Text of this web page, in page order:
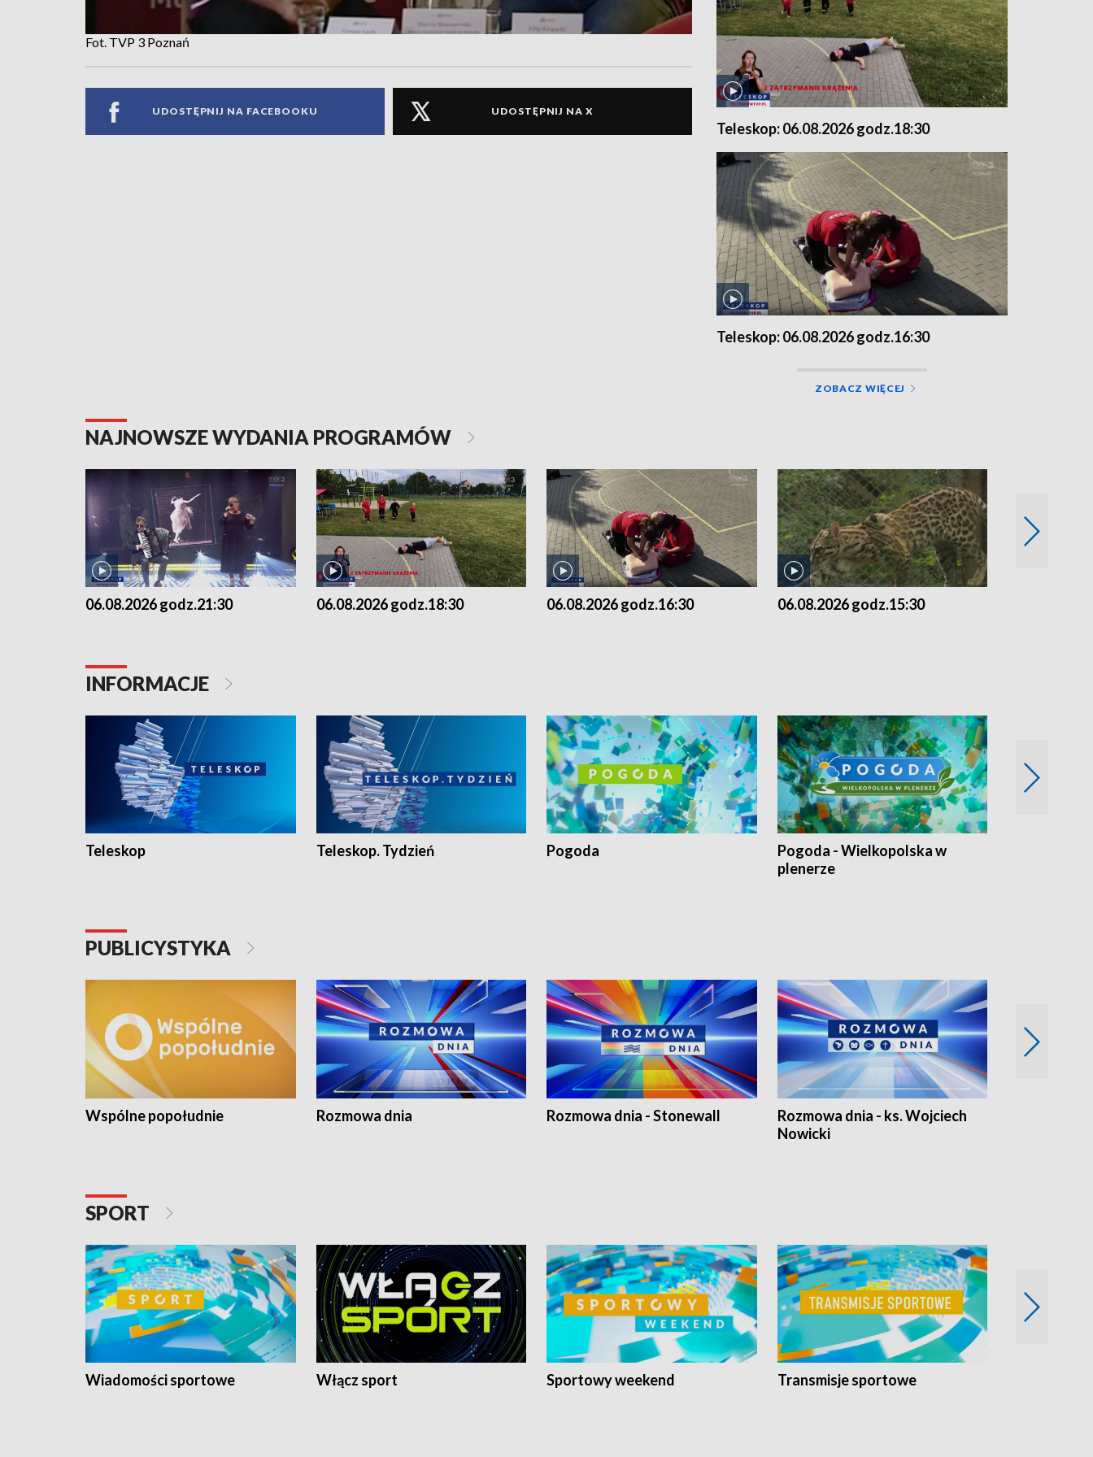
Fot. TVP 3 Poznań
UDOSTĘPNIJ NA FACEBOOKU UDOSTĘPNIJ NA X
Teleskop: 06.08.2026 godz.18:30
Teleskop: 06.08.2026 godz.16:30
ZOBACZ WIĘCEJ
NAJNOWSZE WYDANIA PROGRAMÓW
06.08.2026 godz.21:30 06.08.2026 godz.18:30 06.08.2026 godz.16:30 06.08.2026 godz.15:30
INFORMACJE
Teleskop Teleskop. Tydzień Pogoda
Pogoda - Wielkopolska w
plenerze
PUBLICYSTYKA
Wspólne popołudnie Rozmowa dnia Rozmowa dnia - Stonewall
Rozmowa dnia - ks. Wojciech
Nowicki
SPORT
Wiadomości sportowe Włącz sport Sportowy weekend Transmisje sportowe